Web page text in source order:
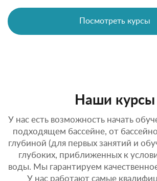
Посмотреть курсы
Наши курсы
У нас есть возможность начать
подходящем бассейне, от
глубиной (для первых занятий и
глубоких, приближенных к
воды. Мы гарантируем
У нас работают самые